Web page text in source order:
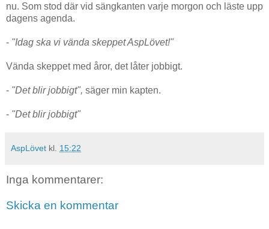
nu. Som stod där vid sängkanten varje morgon och läste upp
dagens agenda.
- "Idag ska vi vända skeppet AspLövet!"
Vända skeppet med åror, det låter jobbigt.
- "Det blir jobbigt", säger min kapten.
- "Det blir jobbigt"
AspLövet kl. 15:22
Inga kommentarer:
Skicka en kommentar